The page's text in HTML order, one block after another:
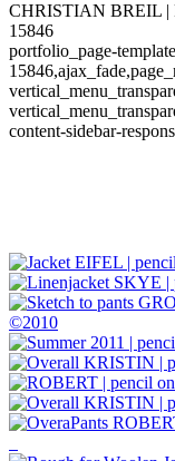
CHRISTIAN BREIL |
15846
portfolio_page-
content-sidebar-